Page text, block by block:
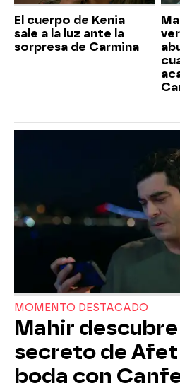
El cuerpo de Kenia
sale a la luz ante la
sorpresa de Carmina
MOMENTO DESTACADO
Mahir
secreto de Afet
boda con